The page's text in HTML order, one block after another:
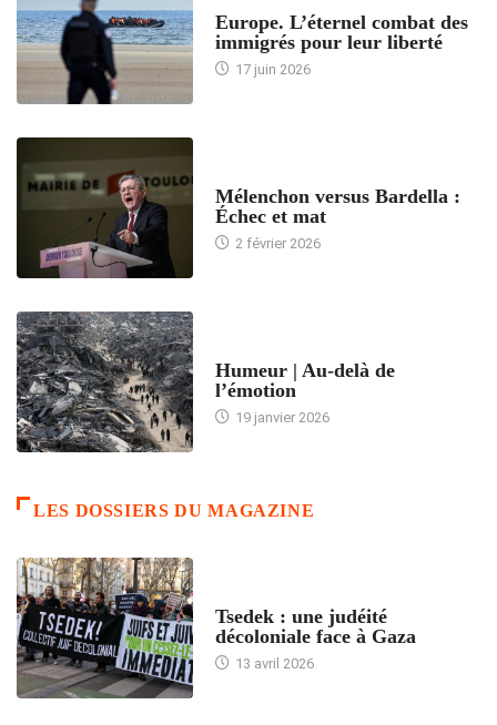
Europe. L’éternel combat des
immigrés pour leur liberté
17 juin 2026
Mélenchon versus Bardella :
Échec et mat
2 février 2026
Humeur | Au-delà de
l’émotion
19 janvier 2026
LES DOSSIERS DU MAGAZINE
Tsedek : une judéité
décoloniale face à Gaza
13 avril 2026